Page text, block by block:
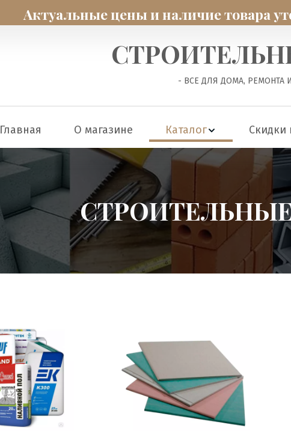
Актуальные цены и наличие товара
- ВСЕ ДЛЯ ДОМА, РЕМОНТА
Главная О магазине Каталог Скидки